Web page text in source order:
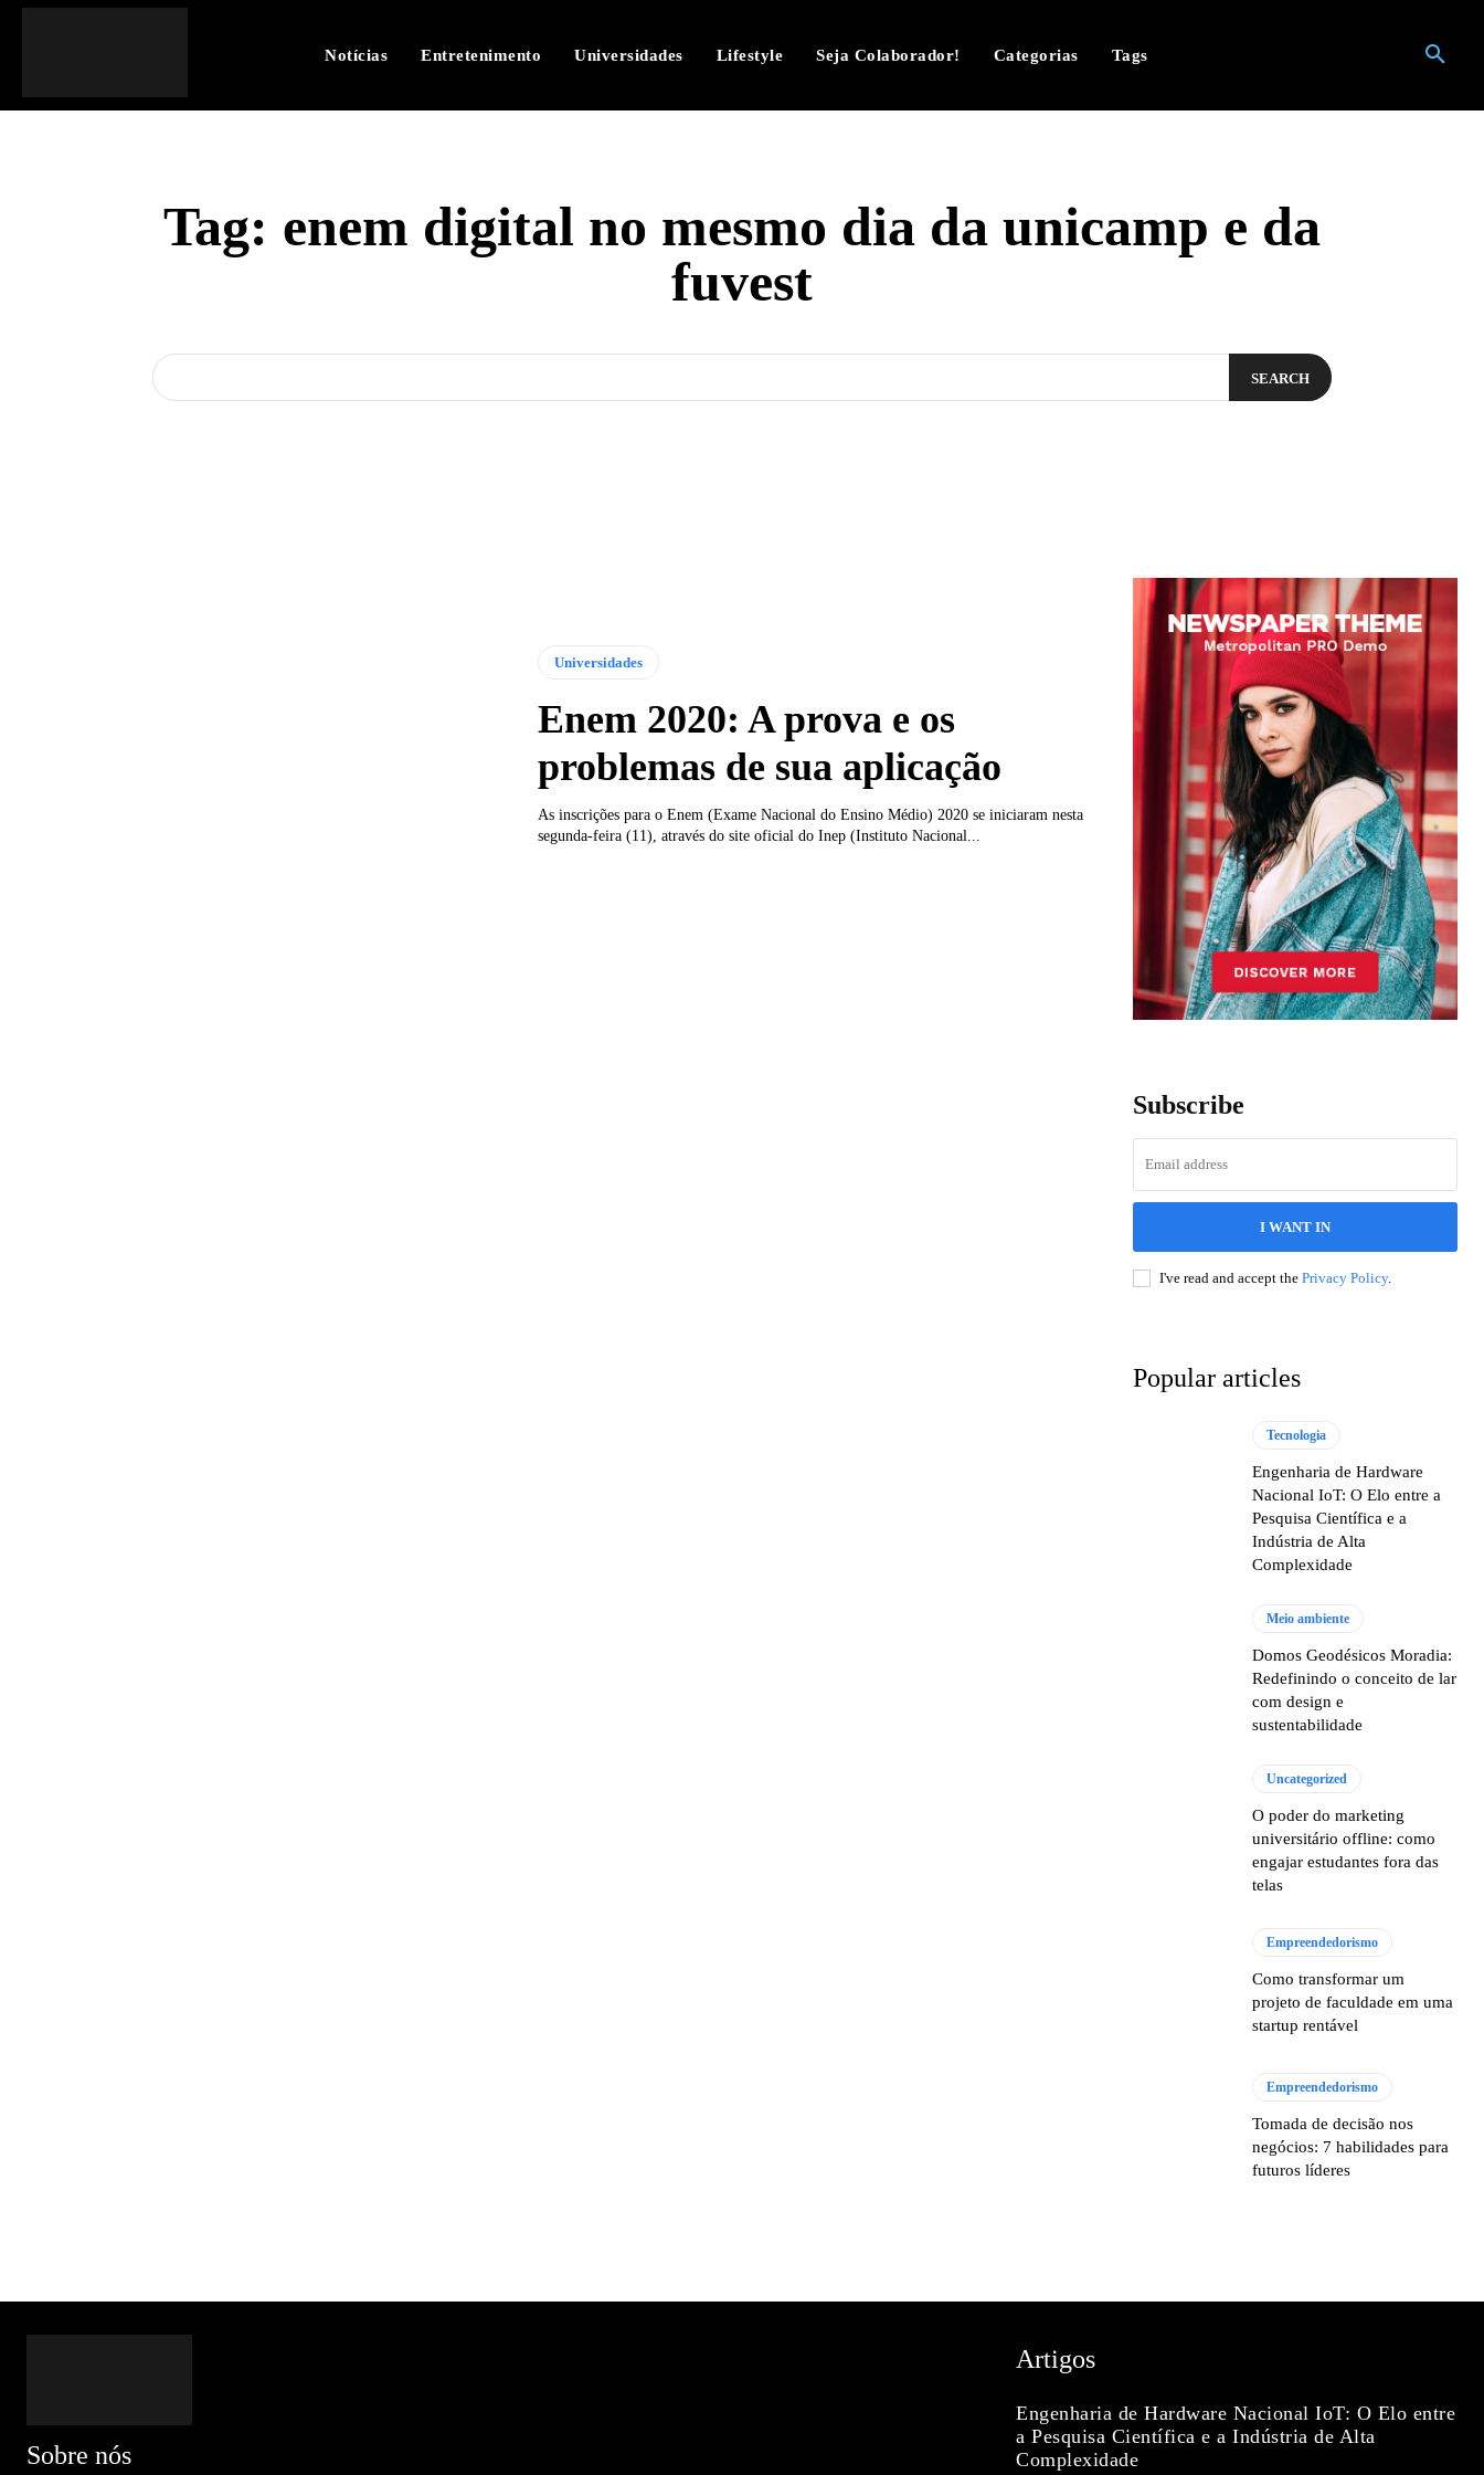
Notícias Entretenimento Universidades Lifestyle Seja Colaborador! Categorias Tags
Tag: enem digital no mesmo dia da unicamp e da
fuvest
SEARCH
Universidades
Enem 2020: A prova e os
problemas de sua aplicação
As inscrições para o Enem (Exame Nacional do Ensino Médio) 2020 se iniciaram nesta
segunda-feira (11), através do site oficial do Inep (Instituto Nacional...
Subscribe
I WANT IN
I've read and accept the Privacy Policy.
Popular articles
Tecnologia
Engenharia de Hardware
Nacional IoT: O Elo entre a
Pesquisa Científica e a
Indústria de Alta
Complexidade
Meio ambiente
Domos Geodésicos Moradia:
Redefinindo o conceito de lar
com design e
sustentabilidade
Uncategorized
O poder do marketing
universitário offline: como
engajar estudantes fora das
telas
Empreendedorismo
Como transformar um
projeto de faculdade em uma
startup rentável
Empreendedorismo
Tomada de decisão nos
negócios: 7 habilidades para
futuros líderes
Sobre nós
Artigos
Engenharia de Hardware Nacional IoT: O Elo entre
a Pesquisa Científica e a Indústria de Alta
Complexidade